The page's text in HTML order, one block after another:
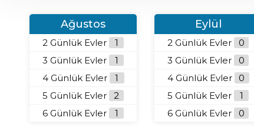
Ağustos
2 Günlük Evler
1
3 Günlük Evler
1
4 Günlük Evler
1
5 Günlük Evler
2
6 Günlük Evler
1
Eylül
2 Günlük Evler
0
3 Günlük Evler
0
4 Günlük Evler
0
5 Günlük Evler
1
6 Günlük Evler
0